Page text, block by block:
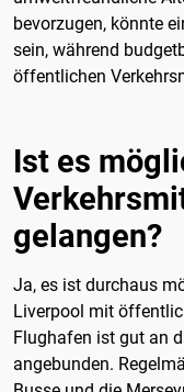
bevorzugen, könnte
sein, während
öffentlichen
Ist es
gelangen?
Ja, es ist durchaus
Liverpool mit
Flughafen ist gut an
angebunden.